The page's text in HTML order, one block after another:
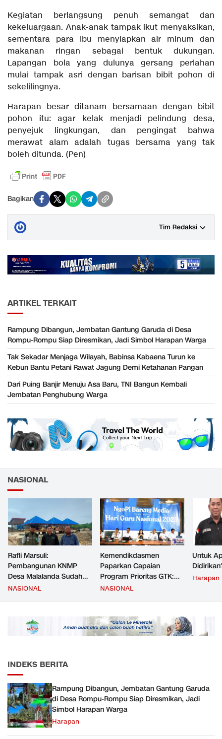
Kegiatan berlangsung penuh semangat dan
kekeluargaan. Anak-anak tampak ikut menyaksikan,
sementara para ibu menyiapkan air minum dan
makanan ringan sebagai bentuk dukungan.
Lapangan bola yang dulunya gersang perlahan
mulai tampak asri dengan barisan bibit pohon di
sekelilingnya.
Harapan besar ditanam bersamaan dengan bibit
pohon itu: agar kelak menjadi pelindung desa,
penyejuk lingkungan, dan pengingat bahwa
merawat alam adalah tugas bersama yang tak
boleh ditunda. (Pen)
Bagikan
Tim Redaksi
ARTIKEL TERKAIT
Rampung Dibangun, Jembatan Gantung Garuda di Desa
Rompu-Rompu Siap Diresmikan, Jadi Simbol Harapan Warga
Tak Sekadar Menjaga Wilayah, Babinsa Kabaena Turun ke
Kebun Bantu Petani Rawat Jagung Demi Ketahanan Pangan
Dari Puing Banjir Menuju Asa Baru, TNI Bangun Kembali
Jembatan Penghubung Warga
NASIONAL
Rafli Marsuli:
Pembangunan KNMP
Desa Malalanda Sudah
Mencapai 69 Persen dan
JMD dan JMF
NASIONAL
Kemendikdasmen
Paparkan Capaian
Program Prioritas GTK:
Kompetensi Meningkat,
NASIONAL
Untuk
Harapan
INDEKS BERITA
Rampung Dibangun, Jembatan Gantung Garuda
di Desa Rompu-Rompu Siap Diresmikan, Jadi
Simbol Harapan Warga
Harapan